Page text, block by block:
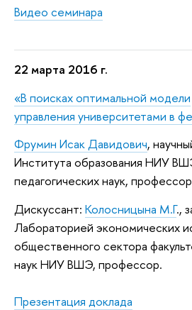
Видео семинара
22 марта 2016 г.
«В поисках оптимальной модели
управления университетами в
Фрумин Исак Давидович,
Института образования НИУ
педагогических наук,
Дискуссант: Колосницына М.Г.,
Лабораторией экономических
общественного сектора
наук НИУ ВШЭ, профессор.
Презентация доклада